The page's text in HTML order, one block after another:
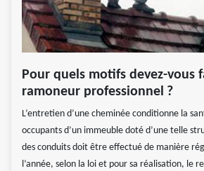
Pour quels motifs devez-vous
ramoneur professionnel ?
L’entretien d’une cheminée conditionne la
occupants d’un immeuble doté d’une telle
des conduits doit être effectué de manière
l’année, selon la loi et pour sa réalisation, le